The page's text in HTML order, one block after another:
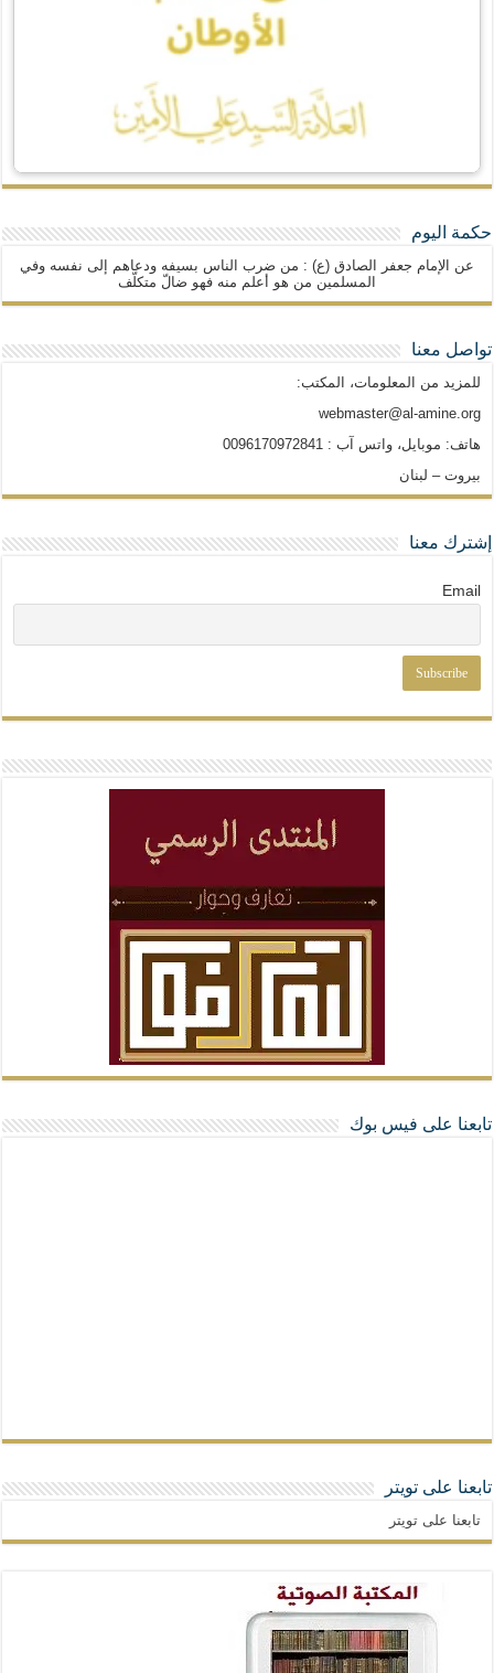
حكمة اليوم
عن الإمام جعفر الصادق (ع) : من ضرب الناس بسيفه ودعاهم إلى نفسه وفي
المسلمين من هو أعلم منه فهو ضالّ متكلّف
تواصل معنا
للمزيد من المعلومات، المكتب:
webmaster@al-amine.org
هاتف: موبايل، واتس آب : 0096170972841
بيروت – لبنان
إشترك معنا
Email
تابعنا على فيس بوك
تابعنا على تويتر
تابعنا على تويتر